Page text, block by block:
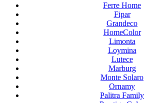
Ferre Home
Fipar
Grandeco
HomeColor
Limonta
Loymina
Lutece
Marburg
Monte Solaro
Ornamy
Palitra Family